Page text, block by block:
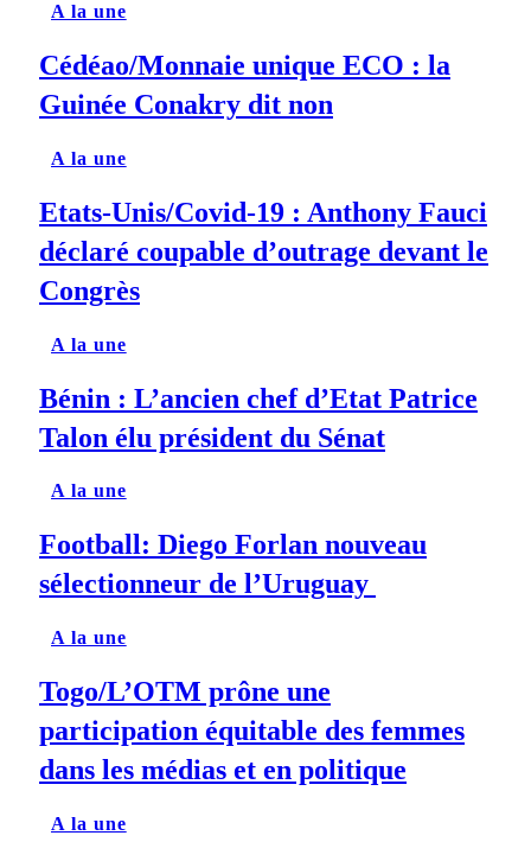
A la une
Cédéao/Monnaie unique ECO : la
Guinée Conakry dit non
A la une
Etats-Unis/Covid-19 : Anthony Fauci
déclaré coupable d’outrage devant le
Congrès
A la une
Bénin : L’ancien chef d’Etat Patrice
Talon élu président du Sénat
A la une
Football: Diego Forlan nouveau
sélectionneur de l’Uruguay
A la une
Togo/L’OTM prône une
participation équitable des femmes
dans les médias et en politique
A la une